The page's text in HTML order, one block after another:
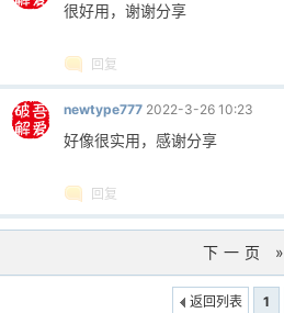
很好用，谢谢分享
回复
newtype777 2022-3-26 10:23
好像很实用，感谢分享
回复
下一页 »
1
返回列表